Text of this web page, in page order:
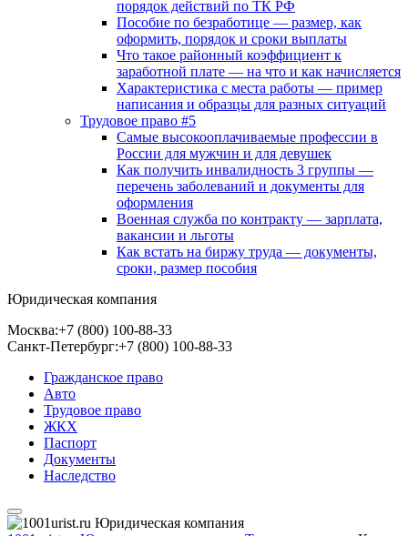
порядок действий по ТК РФ
Пособие по безработице — размер, как
оформить, порядок и сроки выплаты
Что такое районный коэффициент к
заработной плате — на что и как начисляется
Характеристика с места работы — пример
написания и образцы для разных ситуаций
Трудовое право #5
Самые высокооплачиваемые профессии в
России для мужчин и для девушек
Как получить инвалидность 3 группы —
перечень заболеваний и документы для
оформления
Военная служба по контракту — зарплата,
вакансии и льготы
Как встать на биржу труда — документы,
сроки, размер пособия
Юридическая компания
Москва:+7 (800) 100-88-33
Санкт-Петербург:+7 (800) 100-88-33
Гражданское право
Авто
Трудовое право
ЖКХ
Паспорт
Документы
Наследство